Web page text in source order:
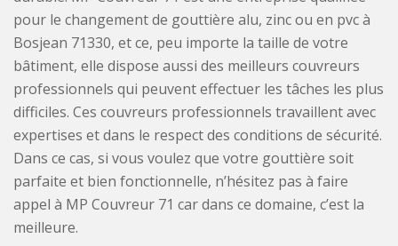
pour le changement de gouttière alu, zinc ou en pvc à
Bosjean 71330, et ce, peu importe la taille de votre
bâtiment, elle dispose aussi des meilleurs couvreurs
professionnels qui peuvent effectuer les tâches les plus
difficiles. Ces couvreurs professionnels travaillent avec
expertises et dans le respect des conditions de sécurité.
Dans ce cas, si vous voulez que votre gouttière soit
parfaite et bien fonctionnelle, n’hésitez pas à faire
appel à MP Couvreur 71 car dans ce domaine, c’est la
meilleure.